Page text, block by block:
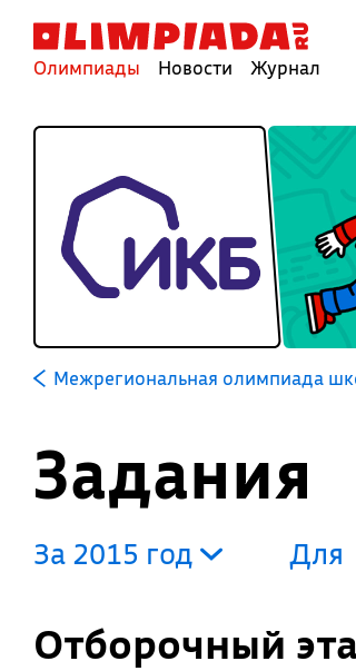
Олимпиады Новости Журнал
Межрегиональная олимпиада
Задания
За 2015 год Для
Отборочный